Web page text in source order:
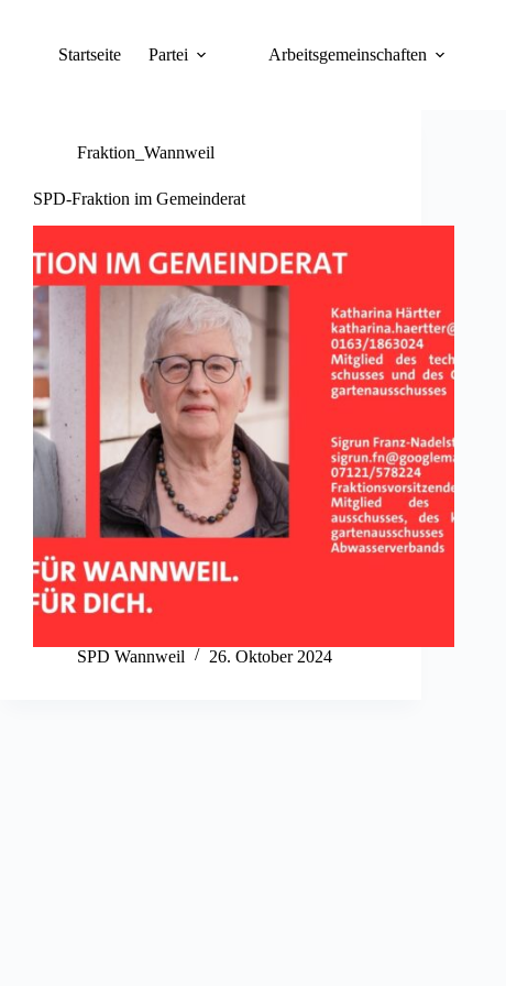
Startseite Partei Arbeitsgemeinschaften
Fraktion_Wannweil
SPD-Fraktion im Gemeinderat
SPD Wannweil 26. Oktober 2024